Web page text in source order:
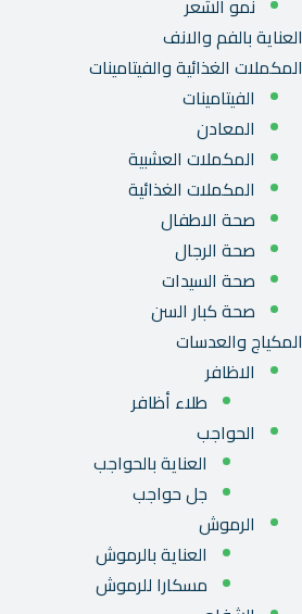
نمو الشعر
العناية بالفم والانف
المكملات الغذائية والفيتامينات
الفيتامينات
المعادن
المكملات العشبية
المكملات الغذائية
صحة الاطفال
صحة الرجال
صحة السيدات
صحة كبار السن
المكياج والعدسات
الاظافر
طلاء أظافر
الحواجب
العناية بالحواجب
جل حواجب
الرموش
العناية بالرموش
مسكارا للرموش